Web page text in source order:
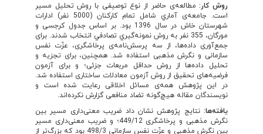
روش کار:مطالعه‌ی حاضر از نوع توصیفی با روش تحلیل مسیر
است. جامعه‌ی آماري شامل تمام کارکنان (5000 نفر) ادارات
شهرستان خاش در سال 1396 بود. بر اساس جدول کرجسی و
مورگان، 355 نفر به روش نمونه‌گيري تصادفي انتخاب شدند. برای
جمع‌آوری داده‌ها، از سه پرسش‌نامه‌ی پرخاشگری، عزّت نفس
سازمانی و نگرش مذهبی استفاده شد. همچنین، برای تجزیه و
تحلیل داده‌ها از روش حداقل مربعات جزئی؛ و برای آزمون
فرضیه‌های تحقیق از روش آزمون معادلات ساختاری استفاده شد.
در این پژوهش همه‌ی مسائل اخلاقی رعایت شده است و
نویسندگان مقاله هیچ‌گونه تضاد منافعی گزارش نکرده‌اند.
یافته‌ها: نتایج پژوهش نشان داد ضریب معنی‌داری مسیر بین
نگرش مذهبی و پرخاشگری 449/12؛ و ضریب معنی‌داری مسیر
بین نگرش مذهبی و عزّت نفس سازمانی 498/3 بود که بزرگ‌تر از